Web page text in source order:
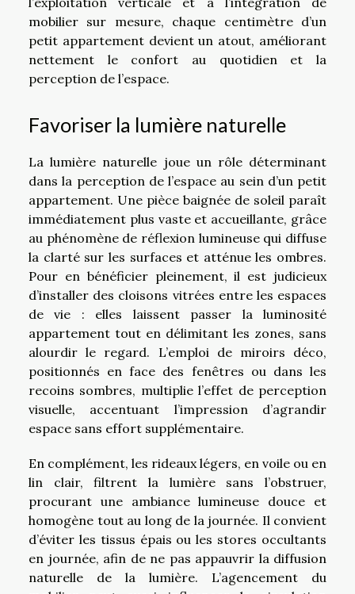
mobilier sur mesure, chaque centimètre d’un
petit appartement devient un atout, améliorant
nettement le confort au quotidien et la
perception de l’espace.
Favoriser la lumière naturelle
La lumière naturelle joue un rôle déterminant
dans la perception de l’espace au sein d’un petit
appartement. Une pièce baignée de soleil paraît
immédiatement plus vaste et accueillante, grâce
au phénomène de réflexion lumineuse qui diffuse
la clarté sur les surfaces et atténue les ombres.
Pour en bénéficier pleinement, il est judicieux
d’installer des cloisons vitrées entre les espaces
de vie : elles laissent passer la luminosité
appartement tout en délimitant les zones, sans
alourdir le regard. L’emploi de miroirs déco,
positionnés en face des fenêtres ou dans les
recoins sombres, multiplie l’effet de perception
visuelle, accentuant l’impression d’agrandir
espace sans effort supplémentaire.
En complément, les rideaux légers, en voile ou en
lin clair, filtrent la lumière sans l’obstruer,
procurant une ambiance lumineuse douce et
homogène tout au long de la journée. Il convient
d’éviter les tissus épais ou les stores occultants
en journée, afin de ne pas appauvrir la diffusion
naturelle de la lumière. L’agencement du